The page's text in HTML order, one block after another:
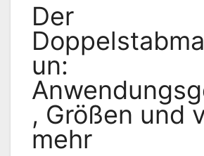
Der
un:
, Größen und
mehr